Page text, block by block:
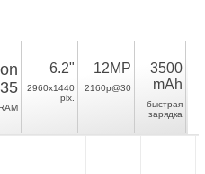
6.2"
2960x1440
pix.
12MP
2160p@30
3500
mAh
быстрая
зарядка